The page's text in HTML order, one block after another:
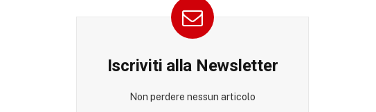
Iscriviti alla Newsletter
Non perdere nessun articolo